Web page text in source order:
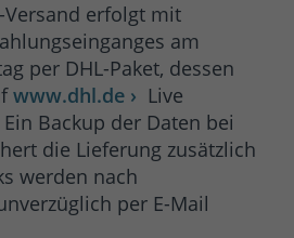
Versand erfolgt mit
am
per DHL-Paket, dessen
www.dhl.de › Live
Backup der Daten bei
die Lieferung zusätzlich
werden nach
per E-Mail